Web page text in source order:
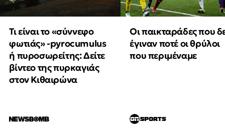
Τι είναι το «σύννεφο
φωτιάς» -pyrocumulus
ή πυροσωρείτης: Δείτε
βίντεο της πυρκαγιάς
στον Κιθαιρώνα
Οι παικταράδες που
έγιναν ποτέ οι θρύλοι
που περιμέναμε